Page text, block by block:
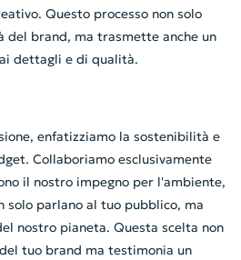
Questo processo non solo
del brand, ma trasmette anche un
dettagli e di qualità.
enfatizziamo la sostenibilità e
Collaboriamo esclusivamente
il nostro impegno per l'ambiente,
parlano al tuo pubblico, ma
nostro pianeta. Questa scelta non
tuo brand ma testimonia un